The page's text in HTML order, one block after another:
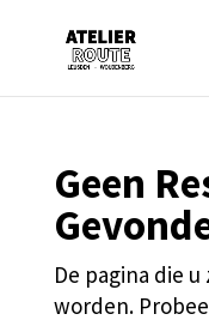
Geen
De pagina die
worden.